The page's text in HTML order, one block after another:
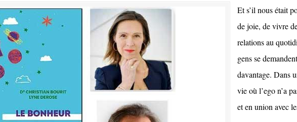
Et s’il nous était
de joie, de vivre
relations au
gens se
davantage. Dans
vie où l’ego n’a
et en union avec